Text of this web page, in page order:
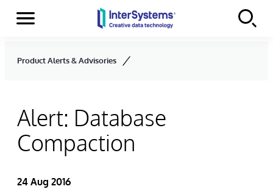
Skip to content
Menu
Product Alerts & Advisories
Alert: Database
Compaction
24 Aug 2016